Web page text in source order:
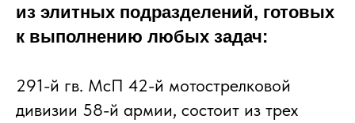
из элитных подразделений, готовых
к выполнению любых задач:
291-й гв. МсП 42-й мотострелковой
дивизии 58-й армии, состоит из трех